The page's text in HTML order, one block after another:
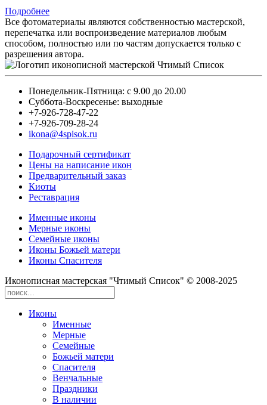
Подробнее
Все фотоматериалы являются собственностью мастерской,
перепечатка или воспроизведение материалов любым
способом, полностью или по частям допускается только с
разрешения автора.
Понедельник-Пятница: с 9.00 до 20.00
Суббота-Воскресенье: выходные
+7-926-728-47-22
+7-926-709-28-24
ikona@4spisok.ru
Подарочный сертификат
Цены на написание икон
Предварительный заказ
Киоты
Реставрация
Именные иконы
Мерные иконы
Семейные иконы
Иконы Божьей матери
Иконы Спасителя
Иконописная мастерская "Чтимый Список" © 2008-2025
Иконы
Именные
Мерные
Семейные
Божьей матери
Спасителя
Венчальные
Праздники
В наличии